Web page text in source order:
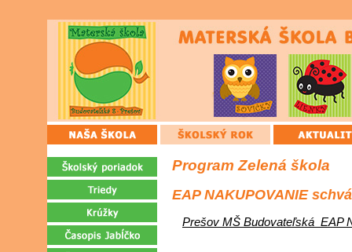
Program Zelená škola
EAP NAKUPOVANIE
Prešov MŠ Budovateľská_EAP